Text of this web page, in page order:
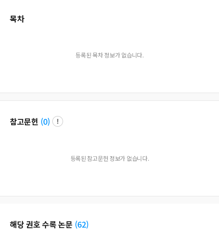
목차
등록된 목차 정보가 없습니다.
참고문헌 (0)
등록된 참고문헌 정보가 없습니다.
해당 권호 수록 논문 (62)